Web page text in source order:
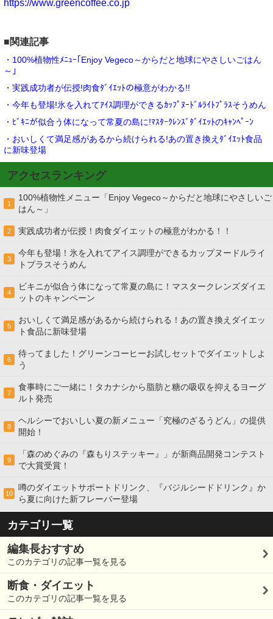
https://www.greencoffee.co.jp
■関連記事
・100%植物性ﾒﾆｭｰ｢Enjoy Vegeco～からだと地球にやさしいごはん
～｣
・実践成功者が伝授!肉食ﾀﾞｲｴｯﾄの極意がわかる!!
・今年も登場!氷を入れてｱｲｽ調理ができるｶｯﾌﾟﾇｰﾄﾞﾙﾗｲﾄﾌﾟﾗｽそうめん
・ﾋﾞｷﾆが似合う体になって常夏の島に!ﾏｽﾀｰｸﾚﾝｽﾞﾀﾞｲｴｯﾄのｷｬﾝﾍﾟｰﾝ
・おいしくて満足感があるから続けられる!あの置き換えﾀﾞｲｴｯﾄ食品
に新味登場
アクセスランキング
1
100%植物性メニュー「Enjoy Vegeco～からだと地球にやさしいご
はん～」
2 実践成功者が伝授！肉食ダイエットの極意がわかる！！
3
今年も登場！氷を入れてアイス調理ができるカップヌードルライ
トプラスそうめん
4
ビキニが似合う体になって常夏の島に！マスタークレンズダイエ
ットのキャンペーン
5
おいしくて満足感があるから続けられる！あの置き換えダイエッ
ト食品に新味登場
6
待ってました！グリーンコーヒーお試しセットでダイエットしよ
う
7
食事時にご一緒に！タカナシから脂肪と糖の吸収を抑えるヨーグ
ルト発売
8
ヘルシーでおいしい夏の新メニュー「究極のざるうどん」の提供
開始！
9
「森のめぐみの『森もりステッキー』」が新商品開発コンテスト
で大賞受賞！
10
噂のダイエットサポートドリンク、『バジルシードドリンク』か
ら夏に向けた新フレーバー登場
カテゴリ一覧
編集長おすすめ
このカテゴリの記事一覧を見る
断食・ダイエット
このカテゴリの記事一覧を見る